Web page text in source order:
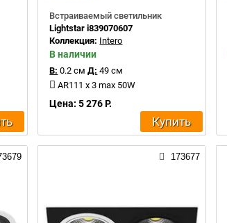
Встраиваемый светильник
Lightstar i839070607
Коллекция: Intero
В наличии
В: 0.2 см Д: 49 см
AR111 x 3 max 50W
Цена: 5 276 Р.
Купить
173677